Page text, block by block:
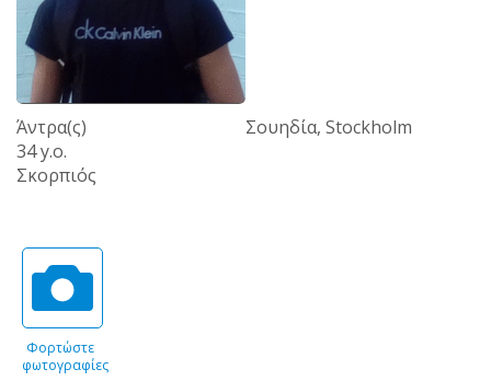
Άντρα(ς)
34 y.o.
Σκορπιός
Σουηδία, Stockholm
Φορτώστε
φωτογραφίες